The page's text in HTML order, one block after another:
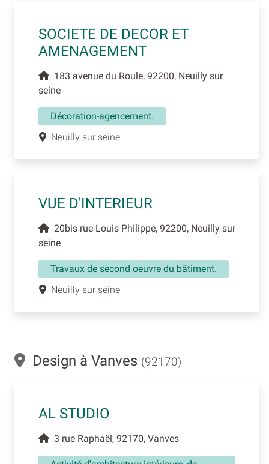
SOCIETE DE DECOR ET
AMENAGEMENT
183 avenue du Roule, 92200, Neuilly sur
seine
Décoration-agencement.
Neuilly sur seine
VUE D'INTERIEUR
20bis rue Louis Philippe, 92200, Neuilly sur
seine
Travaux de second oeuvre du bâtiment.
Neuilly sur seine
Design à Vanves (92170)
AL STUDIO
3 rue Raphaël, 92170, Vanves